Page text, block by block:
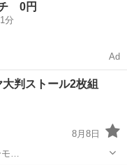
0円
分
Ad
判ストール2枚組
8月8日
…